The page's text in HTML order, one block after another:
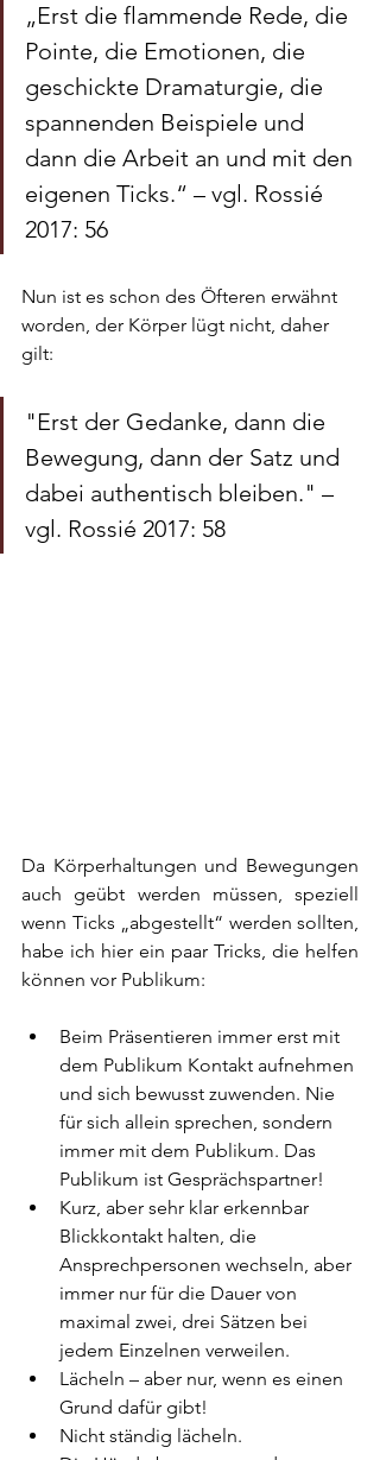
„Erst die flammende Rede, die
Pointe, die Emotionen, die
geschickte Dramaturgie, die
spannenden Beispiele und
dann die Arbeit an und mit den
eigenen Ticks.“ – vgl. Rossié
2017: 56
Nun ist es schon des Öfteren erwähnt
worden, der Körper lügt nicht, daher
gilt:
"Erst der Gedanke, dann die
Bewegung, dann der Satz und
dabei authentisch bleiben." –
vgl. Rossié 2017: 58
Da Körperhaltungen und Bewegungen
auch geübt werden müssen, speziell
wenn Ticks „abgestellt“ werden sollten,
habe ich hier ein paar Tricks, die helfen
können vor Publikum:
Beim Präsentieren immer erst mit
dem Publikum Kontakt aufnehmen
und sich bewusst zuwenden. Nie
für sich allein sprechen, sondern
immer mit dem Publikum. Das
Publikum ist Gesprächspartner!
Kurz, aber sehr klar erkennbar
Blickkontakt halten, die
Ansprechpersonen wechseln, aber
immer nur für die Dauer von
maximal zwei, drei Sätzen bei
jedem Einzelnen verweilen.
Lächeln – aber nur, wenn es einen
Grund dafür gibt!
Nicht ständig lächeln.